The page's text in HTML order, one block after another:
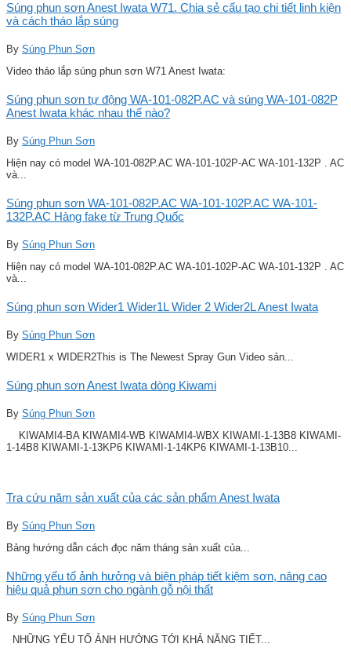
Súng phun sơn Anest Iwata W71. Chia sẻ cấu tạo chi tiết linh kiện
và cách tháo lắp súng
By Súng Phun Sơn
Video tháo lắp súng phun sơn W71 Anest Iwata:
Súng phun sơn tự động WA-101-082P.AC và súng WA-101-082P
Anest Iwata khác nhau thế nào?
By Súng Phun Sơn
Hiện nay có model WA-101-082P.AC WA-101-102P-AC WA-101-132P . AC
và...
Súng phun sơn WA-101-082P.AC WA-101-102P.AC WA-101-
132P.AC Hàng fake từ Trung Quốc
By Súng Phun Sơn
Hiện nay có model WA-101-082P.AC WA-101-102P-AC WA-101-132P . AC
và...
Súng phun sơn Wider1 Wider1L Wider 2 Wider2L Anest Iwata
By Súng Phun Sơn
WIDER1 x WIDER2This is The Newest Spray Gun Video sản...
Súng phun sơn Anest Iwata dòng Kiwami
By Súng Phun Sơn
KIWAMI4-BA KIWAMI4-WB KIWAMI4-WBX KIWAMI-1-13B8 KIWAMI-
1-14B8 KIWAMI-1-13KP6 KIWAMI-1-14KP6 KIWAMI-1-13B10...
Tra cứu năm sản xuất của các sản phẩm Anest Iwata
By Súng Phun Sơn
Bảng hướng dẫn cách đọc năm tháng sản xuất của...
Những yếu tố ảnh hưởng và biện pháp tiết kiệm sơn, nâng cao
hiệu quả phun sơn cho ngành gỗ nội thất
By Súng Phun Sơn
NHỮNG YẾU TỐ ẢNH HƯỞNG TỚI KHẢ NĂNG TIẾT...